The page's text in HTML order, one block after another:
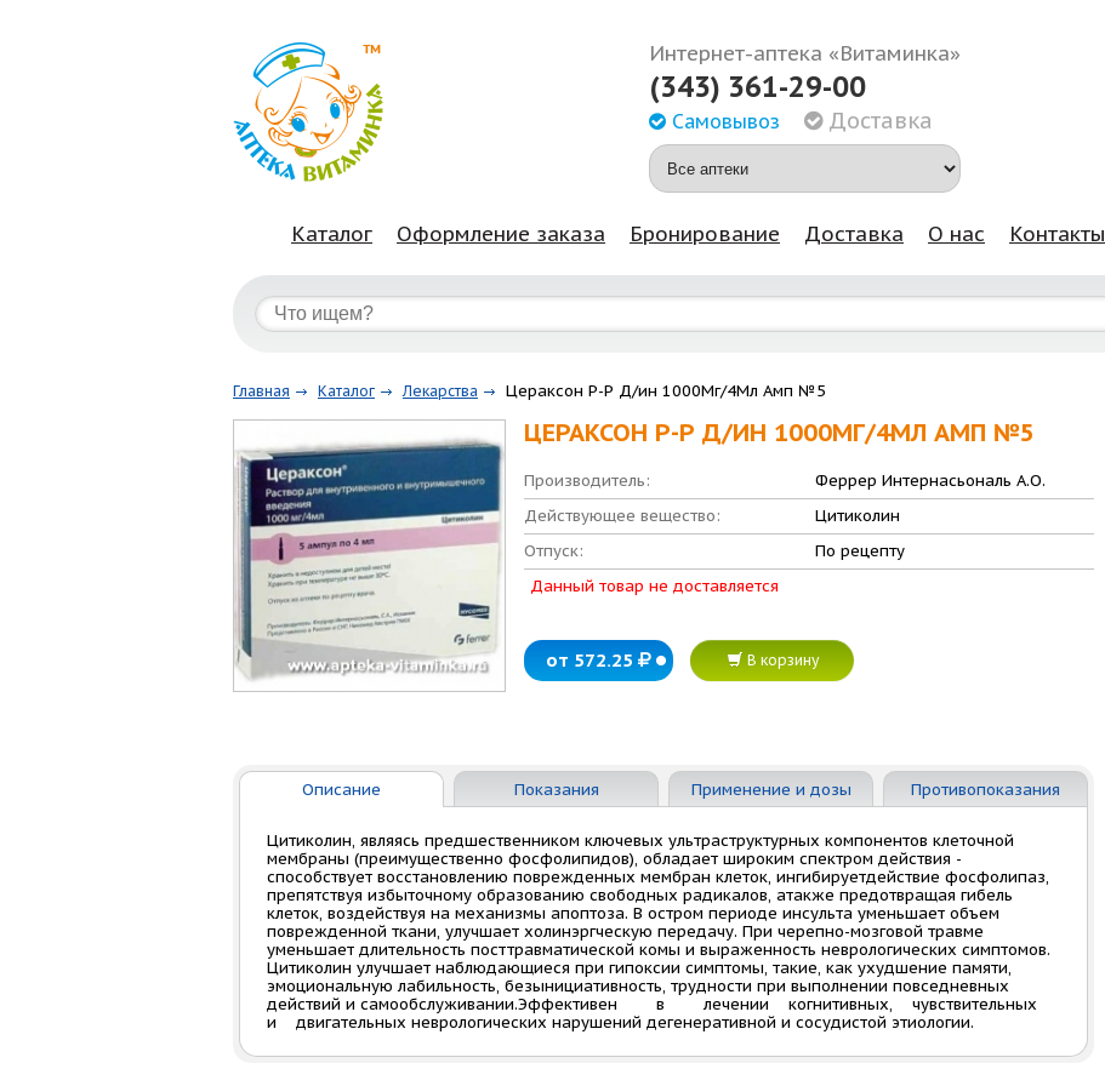
Интернет-аптека «Витаминка»
(343) 361-29-00
Самовывоз Доставка
Каталог Оформление заказа Бронирование Доставка О нас Контакты
Главная Каталог Лекарства Цераксон Р-Р Д/ин 1000Мг/4Мл Амп №5
ЦЕРАКСОН Р-Р Д/ИН 1000МГ/4МЛ АМП №5
Производитель:
Феррер Интернасьональ А.О.
Действующее вещество:
Цитиколин
Отпуск:
По рецепту
Данный товар не доставляется
от 572.25 В корзину
Описание Показания Применение и дозы Противопоказания
Цитиколин, являясь предшественником ключевых ультраструктурных компонентов клеточной
мембраны (преимущественно фосфолипидов), обладает широким спектром действия -
способствует восстановлению поврежденных мембран клеток, ингибируетдействие фосфолипаз,
препятствуя избыточному образованию свободных радикалов, атакже предотвращая гибель
клеток, воздействуя на механизмы апоптоза. В остром периоде инсульта уменьшает объем
поврежденной ткани, улучшает холинэргческую передачу. При черепно-мозговой травме
уменьшает длительность посттравматической комы и выраженность неврологических симптомов.
Цитиколин улучшает наблюдающиеся при гипоксии симптомы, такие, как ухудшение памяти,
эмоциональную лабильность, безынициативность, трудности при выполнении повседневных
действий и самообслуживании.Эффективен в лечении когнитивных, чувствительных
и двигательных неврологических нарушений дегенеративной и сосудистой этиологии.